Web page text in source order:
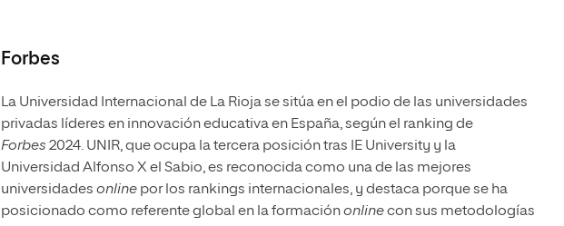
Forbes
La Universidad Internacional de La Rioja se sitúa en el podio de las universidades
privadas líderes en innovación educativa en España, según el ranking de
Forbes 2024. UNIR, que ocupa la tercera posición tras IE University y la
Universidad Alfonso X el Sabio, es reconocida como una de las mejores
universidades onlinepor los rankings internacionales, y destaca porque se ha
posicionado como referente global en la formaciónonlinecon sus metodologías